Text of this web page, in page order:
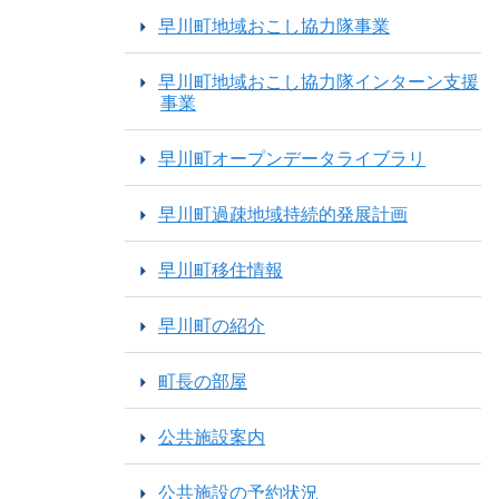
早川町地域おこし協力隊事業
早川町地域おこし協力隊インターン支援
事業
早川町オープンデータライブラリ
早川町過疎地域持続的発展計画
早川町移住情報
早川町の紹介
町長の部屋
公共施設案内
公共施設の予約状況